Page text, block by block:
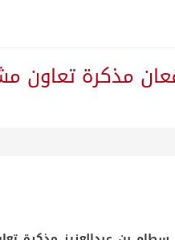
التركية وجمهورية
مذكرة تعاون